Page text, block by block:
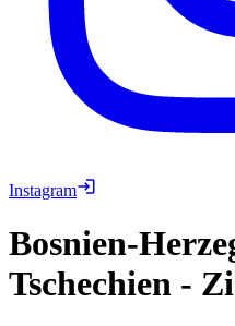
Instagram
Bosnien-
Tschechien -